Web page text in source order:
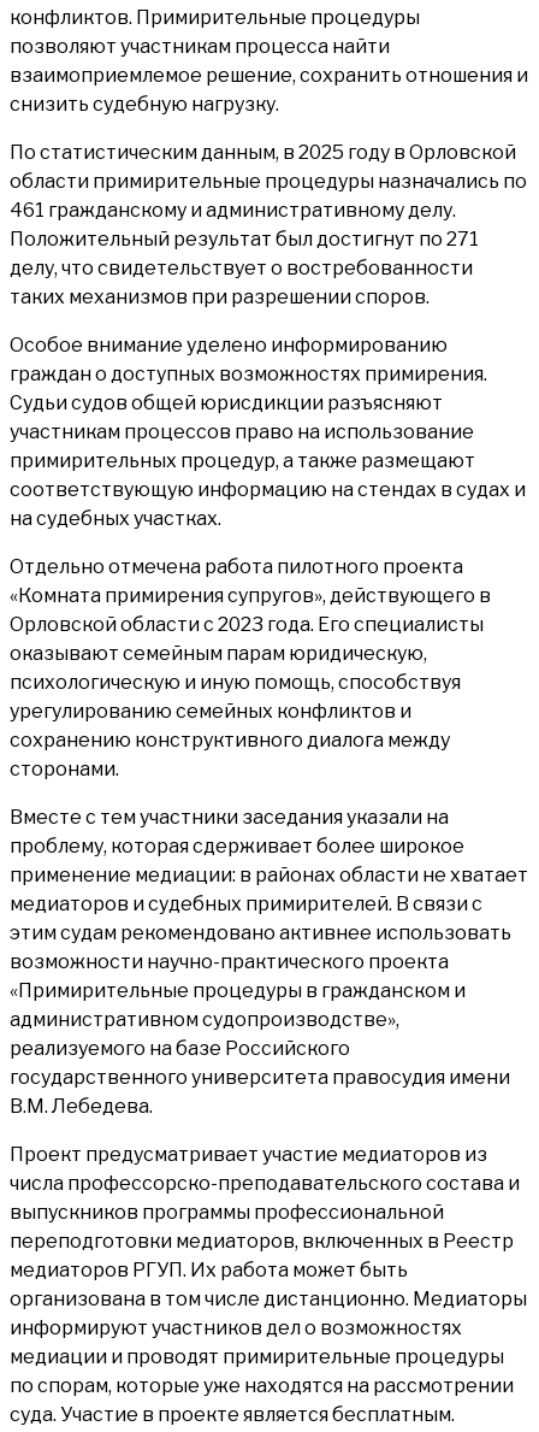
конфликтов. Примирительные процедуры
позволяют участникам процесса найти
взаимоприемлемое решение, сохранить отношения и
снизить судебную нагрузку.
По статистическим данным, в 2025 году в Орловской
области примирительные процедуры назначались по
461 гражданскому и административному делу.
Положительный результат был достигнут по 271
делу, что свидетельствует о востребованности
таких механизмов при разрешении споров.
Особое внимание уделено информированию
граждан о доступных возможностях примирения.
Судьи судов общей юрисдикции разъясняют
участникам процессов право на использование
примирительных процедур, а также размещают
соответствующую информацию на стендах в судах и
на судебных участках.
Отдельно отмечена работа пилотного проекта
«Комната примирения супругов», действующего в
Орловской области с 2023 года. Его специалисты
оказывают семейным парам юридическую,
психологическую и иную помощь, способствуя
урегулированию семейных конфликтов и
сохранению конструктивного диалога между
сторонами.
Вместе с тем участники заседания указали на
проблему, которая сдерживает более широкое
применение медиации: в районах области не хватает
медиаторов и судебных примирителей. В связи с
этим судам рекомендовано активнее использовать
возможности научно-практического проекта
«Примирительные процедуры в гражданском и
административном судопроизводстве»,
реализуемого на базе Российского
государственного университета правосудия имени
В.М. Лебедева.
Проект предусматривает участие медиаторов из
числа профессорско-преподавательского состава и
выпускников программы профессиональной
переподготовки медиаторов, включенных в Реестр
медиаторов РГУП. Их работа может быть
организована в том числе дистанционно. Медиаторы
информируют участников дел о возможностях
медиации и проводят примирительные процедуры
по спорам, которые уже находятся на рассмотрении
суда. Участие в проекте является бесплатным.